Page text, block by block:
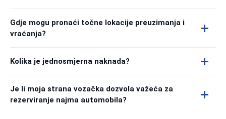
Gdje mogu pronaći točne lokacije preuzimanja i
vraćanja?
Kolika je jednosmjerna naknada?
Je li moja strana vozačka dozvola važeća za
rezerviranje najma automobila?